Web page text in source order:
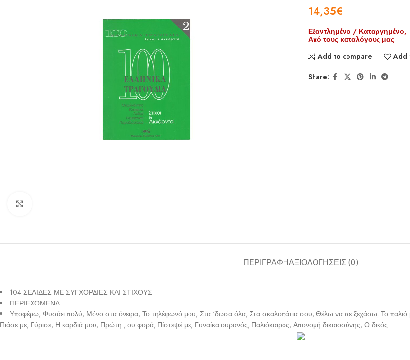
14,35€
Εξαντλημένο / Καταργημένο,
Από τους καταλόγους μας
Add to compare
Add
Share:
ΠΕΡΙΓΡΑΦΉΑΞΙΟΛΟΓΉΣΕΙΣ (0)
104 ΣΕΛΙΔΕΣ ΜΕ ΣΥΓΧΟΡΔΙΕΣ ΚΑΙ ΣΤΙΧΟΥΣ
ΠΕΡΙΕΧΟΜΕΝΑ
Υποφέρω, Φυσάει πολύ, Μόνο στα όνειρα, Το τηλέφωνό μου, Στα ‘δωσα όλα, Στα σκαλοπάτια σου, Θέλω να σε ξεχάσω, Το
Πιάσε με, Γύρισε, Η καρδιά μου, Πρώτη , ου φορά, Πίστεψέ με, Γυναίκα ουρανός, Παλιόκαιρος, Απονομή δικαιοσύνης, Ο δικός